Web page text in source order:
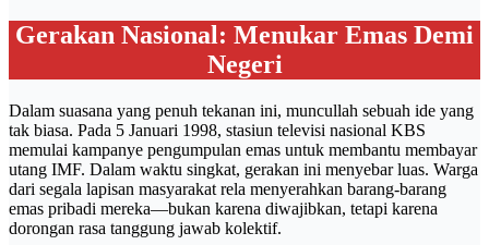
Gerakan Nasional: Menukar Emas Demi
Negeri
Dalam suasana yang penuh tekanan ini, muncullah sebuah ide yang
tak biasa. Pada 5 Januari 1998, stasiun televisi nasional KBS
memulai kampanye pengumpulan emas untuk membantu membayar
utang IMF. Dalam waktu singkat, gerakan ini menyebar luas. Warga
dari segala lapisan masyarakat rela menyerahkan barang-barang
emas pribadi mereka—bukan karena diwajibkan, tetapi karena
dorongan rasa tanggung jawab kolektif.